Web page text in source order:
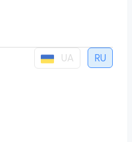
UA RU